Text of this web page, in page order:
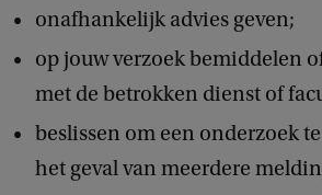
onafhankelijk advies geven;
op jouw verzoek bemiddelen
met de betrokken dienst of
beslissen om een onderzoek
het geval van meerdere